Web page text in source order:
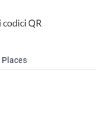
codici QR
Places